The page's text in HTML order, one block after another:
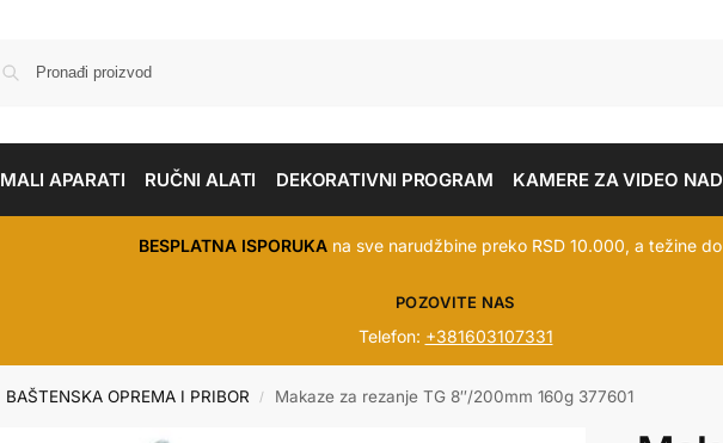
MALI APARATI RUČNI ALATI DEKORATIVNI PROGRAM KAMERE ZA VIDEO
BESPLATNA ISPORUKAna sve narudžbine preko RSD 10.000, a težine
POZOVITE NAS
Telefon: +381603107331
BAŠTENSKA OPREMA I PRIBOR / Makaze za rezanje TG 8″/200mm 160g 377601